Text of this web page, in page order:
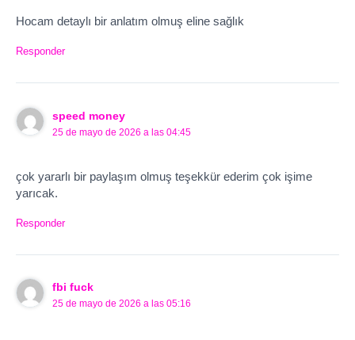
Hocam detaylı bir anlatım olmuş eline sağlık
Responder
speed money
25 de mayo de 2026 a las 04:45
çok yararlı bir paylaşım olmuş teşekkür ederim çok işime
yarıcak.
Responder
fbi fuck
25 de mayo de 2026 a las 05:16